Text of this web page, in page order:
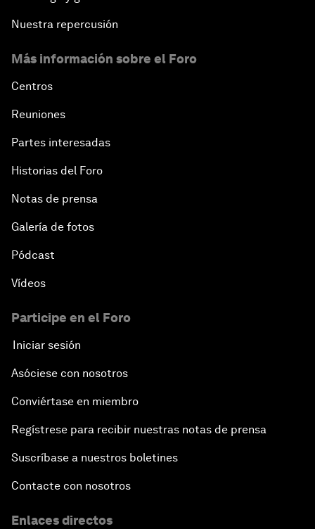
Nuestra repercusión
Más información sobre el Foro
Centros
Reuniones
Partes interesadas
Historias del Foro
Notas de prensa
Galería de fotos
Pódcast
Vídeos
Participe en el Foro
Iniciar sesión
Asóciese con nosotros
Conviértase en miembro
Regístrese para recibir nuestras notas de prensa
Suscríbase a nuestros boletines
Contacte con nosotros
Enlaces directos